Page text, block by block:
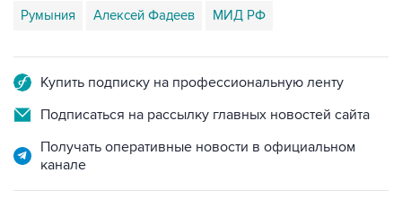
Румыния Алексей Фадеев МИД РФ
Купить подписку на профессиональную ленту
Подписаться на рассылку главных новостей сайта
Получать оперативные новости в официальном
канале